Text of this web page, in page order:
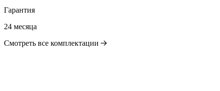
Гарантия
24 месяца
Смотреть все комплектации